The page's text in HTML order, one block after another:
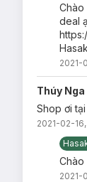
Chào
deal
2021-
Thúy Nga
Shop ơi
2021-02-
Chào
2021-